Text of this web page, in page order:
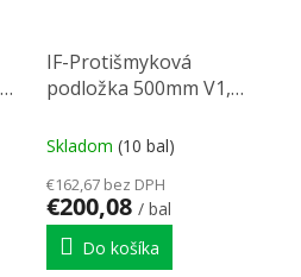
IF-Protišmyková
podložka 500mm V1,
Skladom (10 bal)
€162,67 bez DPH
€200,08 / bal
Do košíka